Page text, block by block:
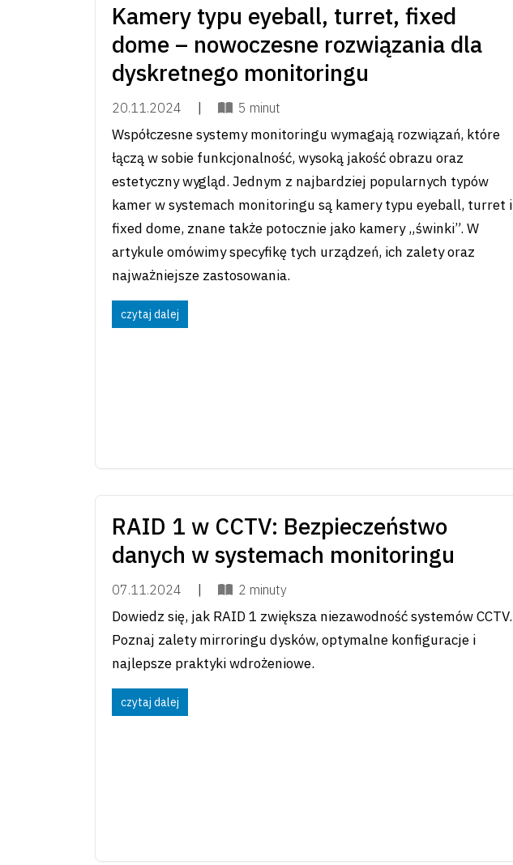
Kamery typu eyeball, turret, fixed
dome – nowoczesne rozwiązania dla
dyskretnego monitoringu
20.11.2024 5 minut
Współczesne systemy monitoringu wymagają rozwiązań, które
łączą w sobie funkcjonalność, wysoką jakość obrazu oraz
estetyczny wygląd. Jednym z najbardziej popularnych typów
kamer w systemach monitoringu są kamery typu eyeball, turret i
fixed dome, znane także potocznie jako kamery „świnki”. W
artykule omówimy specyfikę tych urządzeń, ich zalety oraz
najważniejsze zastosowania.
czytaj dalej
RAID 1 w CCTV: Bezpieczeństwo
danych w systemach monitoringu
07.11.2024 2 minuty
Dowiedz się, jak RAID 1 zwiększa niezawodność systemów CCTV.
Poznaj zalety mirroringu dysków, optymalne konfiguracje i
najlepsze praktyki wdrożeniowe.
czytaj dalej